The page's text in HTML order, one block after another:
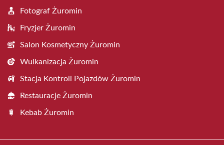
Fotograf Żuromin
Fryzjer Żuromin
Salon Kosmetyczny Żuromin
Wulkanizacja Żuromin
Stacja Kontroli Pojazdów Żuromin
Restauracje Żuromin
Kebab Żuromin